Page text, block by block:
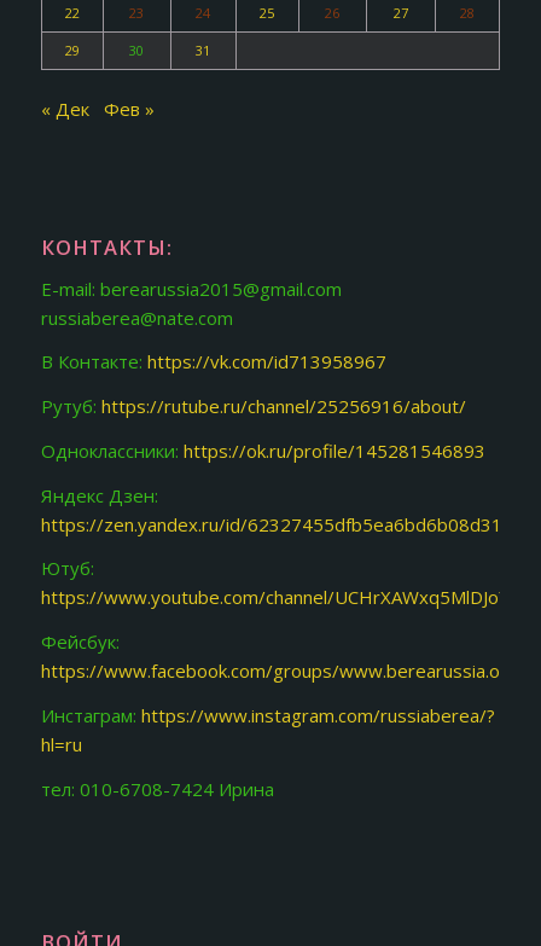
22 23 24 25 26 27 28
29 30 31
« Дек Фев »
КОНТАКТЫ:
E-mail: berearussia2015@gmail.com
russiaberea@nate.com
В Контакте: https://vk.com/id713958967
Рутуб: https://rutube.ru/channel/25256916/about/
Одноклассники: https://ok.ru/profile/145281546893
Яндекс Дзен:
https://zen.yandex.ru/id/62327455dfb5ea6bd6b08d31
Ютуб:
https://www.youtube.com/channel/
Фейсбук:
https://www.facebook.com/groups/www.berearussia.org/
Инстаграм: https://www.instagram.com/russiaberea/?
hl=ru
тел: 010-6708-7424 Ирина